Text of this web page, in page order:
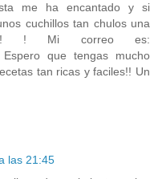
me ha encantado y si
cuchillos tan chulos una
! Mi correo es:
Espero que tengas mucho
tan ricas y faciles!! Un
las 21:45